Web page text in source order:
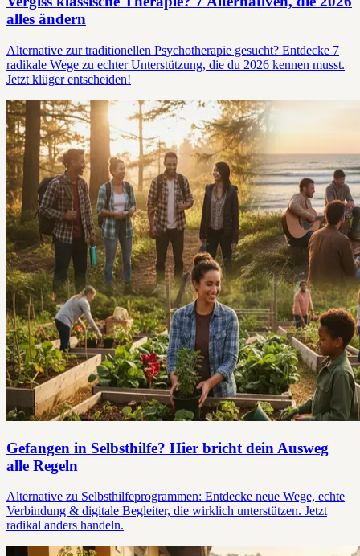
alles ändern
Alternative zur traditionellen Psychotherapie gesucht? Entdecke 7
radikale Wege zu echter Unterstützung, die du 2026 kennen musst.
Jetzt klüger entscheiden!
Gefangen in Selbsthilfe? Hier bricht dein Ausweg
alle Regeln
Alternative zu Selbsthilfeprogrammen: Entdecke neue Wege, echte
Verbindung & digitale Begleiter, die wirklich unterstützen. Jetzt
radikal anders handeln.